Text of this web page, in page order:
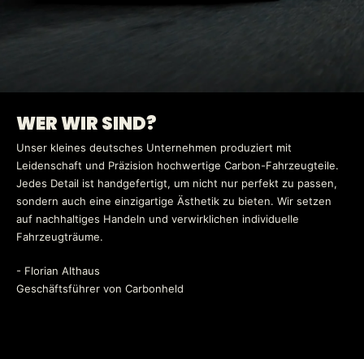
WER WIR SIND?
Unser kleines deutsches Unternehmen produziert mit
Leidenschaft und Präzision hochwertige Carbon-Fahrzeugteile.
Jedes Detail ist handgefertigt, um nicht nur perfekt zu passen,
sondern auch eine einzigartige Ästhetik zu bieten. Wir setzen
auf nachhaltiges Handeln und verwirklichen individuelle
Fahrzeugträume.
- Florian Althaus
Geschäftsführer von Carbonheld